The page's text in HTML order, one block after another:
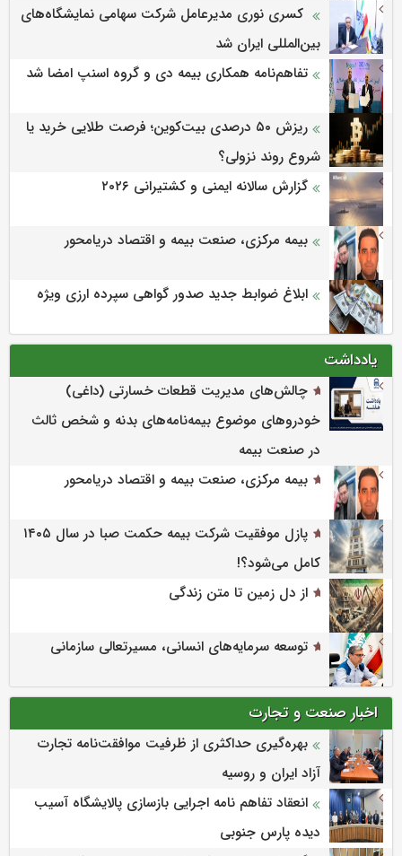
کسری نوری مدیرعامل شرکت سهامی نمایشگاه‌های
بین‌المللی ایران شد
تفاهم‌نامه همکاری بیمه دی و گروه اسنپ امضا شد
ریزش ۵۰ درصدی بیت‌کوین؛ فرصت طلایی خرید یا
شروع روند نزولی؟
گزارش سالانه ایمنی و كشتیرانی ۲۰۲۶
بیمه مرکزی، صنعت بیمه و اقتصاد دریامحور
ابلاغ ضوابط جدید صدور گواهی سپرده ارزی ویژه
یادداشت
چالش‌های مدیریت قطعات خسارتی (داغی)
خودروهای موضوع بیمه‌نامه‌های بدنه و شخص ثالث
در صنعت بیمه
بیمه مرکزی، صنعت بیمه و اقتصاد دریامحور
پازل موفقیت شرکت بیمه حکمت صبا در سال ۱۴۰۵
کامل می‌شود؟!
از دل زمین تا متن زندگی
توسعه سرمایه‌های انسانی، مسیرتعالی سازمانی
اخبار صنعت و تجارت
بهره‌گیری حداکثری از ظرفیت موافقت‌نامه تجارت
آزاد ایران و روسیه
انعقاد تفاهم نامه اجرایی بازسازی پالایشگاه آسیب
دیده پارس جنوبی